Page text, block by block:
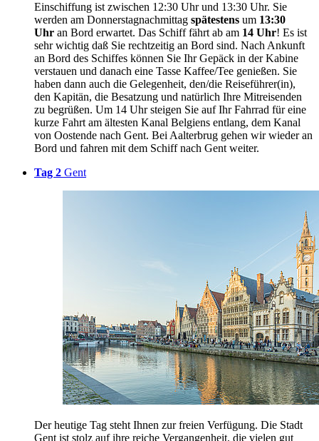
Einschiffung ist zwischen 12:30 Uhr und 13:30 Uhr. Sie
werden am Donnerstagnachmittag spätestens um 13:30
Uhr an Bord erwartet. Das Schiff fährt ab am 14 Uhr! Es ist
sehr wichtig daß Sie rechtzeitig an Bord sind. Nach Ankunft
an Bord des Schiffes können Sie Ihr Gepäck in der Kabine
verstauen und danach eine Tasse Kaffee/Tee genießen. Sie
haben dann auch die Gelegenheit, den/die Reiseführer(in),
den Kapitän, die Besatzung und natürlich Ihre Mitreisenden
zu begrüßen. Um 14 Uhr steigen Sie auf Ihr Fahrrad für eine
kurze Fahrt am ältesten Kanal Belgiens entlang, dem Kanal
von Oostende nach Gent. Bei Aalterbrug gehen wir wieder an
Bord und fahren mit dem Schiff nach Gent weiter.
Tag 2 Gent
Der heutige Tag steht Ihnen zur freien Verfügung. Die Stadt
Gent ist stolz auf ihre reiche Vergangenheit, die vielen gut